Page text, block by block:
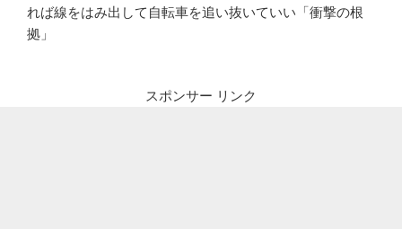
れば線をはみ出して自転車を追い抜いていい「衝撃の根
拠」
スポンサー リンク